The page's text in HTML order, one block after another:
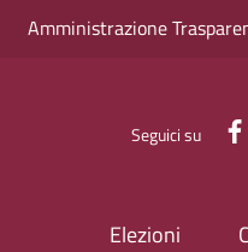
Amministrazione
Seguici su
Elezioni